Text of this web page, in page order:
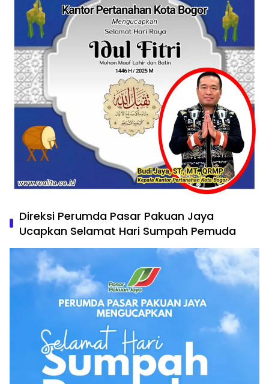
Direksi Perumda Pasar Pakuan Jaya
Ucapkan Selamat Hari Sumpah Pemuda